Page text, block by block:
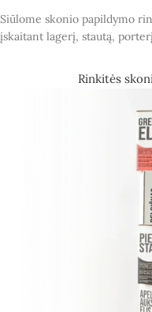
Siūlome skonio papildymo
įskaitant lagerį, stautą,
Rinkitės